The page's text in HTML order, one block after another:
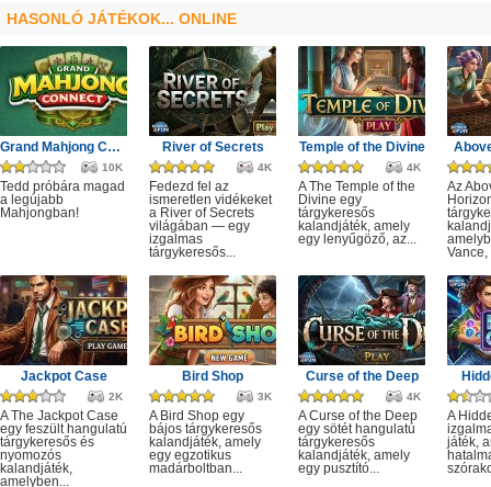
HASONLÓ JÁTÉKOK... ONLINE
Grand Mahjong Connect
10K
Tedd próbára magad
a legújabb
Mahjongban!
River of Secrets
4K
Fedezd fel az
ismeretlen vidékeket
a River of Secrets
világában — egy
izgalmas
tárgykeresős...
Temple of the Divine
4K
A The Temple of the
Divine egy
tárgykeresős
kalandjáték, amely
egy lenyűgöző, az...
Az
Vance,
Jackpot Case
2K
A The Jackpot Case
egy feszült hangulatú
tárgykeresős és
nyomozós
kalandjáték,
amelyben...
Bird Shop
3K
A Bird Shop egy
bájos tárgykeresős
kalandjáték, amely
egy egzotikus
madárboltban...
Curse of the Deep
4K
A Curse of the Deep
egy sötét hangulatú
tárgykeresős
kalandjáték, amely
egy pusztító...
A
játék,